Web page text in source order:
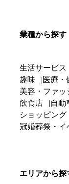
業種から探す
生活サービス
趣味
医療・
美容・ファッ
飲食店
自動
ショッピング
冠婚葬祭・イ
エリアから探